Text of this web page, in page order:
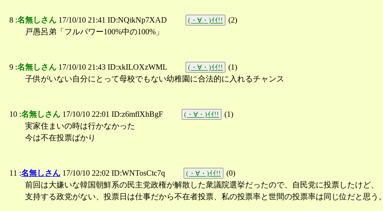
8 :名無しさん 17/10/10 21:41 ID:NQikNp7XAD (・∀・)ｲｲ!! (2)
戸愚呂弟「フルパワー100%中の100%」
9 :名無しさん 17/10/10 21:43 ID:xkILOXzWML (・∀・)ｲｲ!! (1)
子供がいない自分にとって母校でもない幼稚園に合法的に入れるチャンス
10 :名無しさん 17/10/10 22:01 ID:z6mflXhBgF (・∀・)ｲｲ!! (1)
実家住まいの時は行かなかった
今は不在投票ばかり
11 :名無しさん 17/10/10 22:02 ID:WNTosCtc7q (・∀・)ｲｲ!! (0)
前回は大嫌いな韓国朝鮮系の民主党政権が解散した衆議院選挙だったので、自民党に投票したけど、
支持する政党がない、投票日は仕事だから不在者投票、私の投票率と世間の投票率は同じ位だと思う。